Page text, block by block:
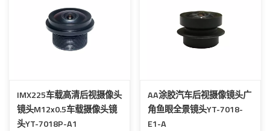
IMX225车载高清后视摄像头
镜头M12x0.5车载摄像头镜
头YT-7018P-A1
AA涂胶汽车后视摄像镜头广
角鱼眼全景镜头YT-7018-
E1-A